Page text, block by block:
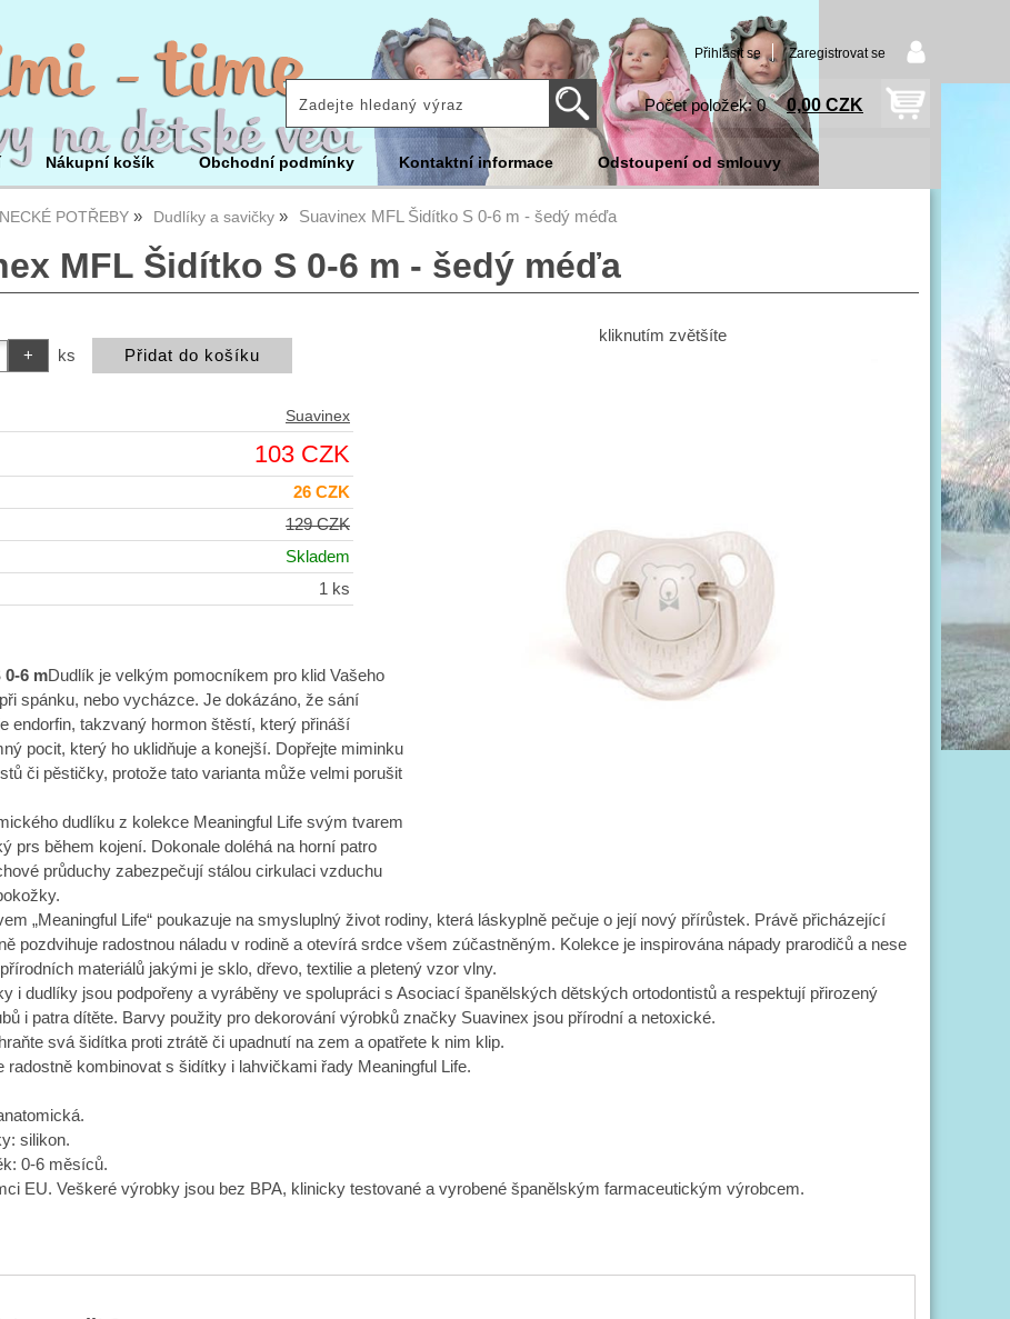
Přihlásit se Zaregistrovat se
Počet položek: 0 0,00 CZK
Nákupní košík Obchodní podmínky Kontaktní informace Odstoupení od smlouvy
POTŘEBY Dudlíky a savičky Suavinex MFL Šidítko S 0-6 m - šedý méďa
MFL Šidítko S 0-6 m - šedý méďa
kliknutím zvětšíte
ks
Suavinex
103 CZK
26 CZK
129 CZK
Skladem
1 ks
0-6 mDudlík je velkým pomocníkem pro klid Vašeho
spánku, nebo vycházce. Je dokázáno, že sání
endorfin, takzvaný hormon štěstí, který přináší
pocit, který ho uklidňuje a konejší. Dopřejte miminku
či pěstičky, protože tato varianta může velmi porušit
dudlíku z kolekce Meaningful Life svým tvarem
prs během kojení. Dokonale doléhá na horní patro
průduchy zabezpečují stálou cirkulaci vzduchu
„Meaningful Life“ poukazuje na smysluplný život rodiny, která láskyplně pečuje o její nový přírůstek. Právě přicházející
pozdvihuje radostnou náladu v rodině a otevírá srdce všem zúčastněným. Kolekce je inspirována nápady prarodičů a nese
materiálů jakými je sklo, dřevo, textilie a pletený vzor vlny.
i dudlíky jsou podpořeny a vyráběny ve spolupráci s Asociací španělských dětských ortodontistů a respektují přirozený
i patra dítěte. Barvy použity pro dekorování výrobků značky Suavinex jsou přírodní a netoxické.
svá šidítka proti ztrátě či upadnutí na zem a opatřete k nim klip.
radostně kombinovat s šidítky i lahvičkami řady Meaningful Life.
silikon.
0-6 měsíců.
EU. Veškeré výrobky jsou bez BPA, klinicky testované a vyrobené španělským farmaceutickým výrobcem.